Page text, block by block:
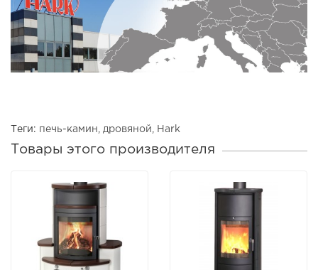
Теги: печь-камин дровяной Hark
Товары этого производителя